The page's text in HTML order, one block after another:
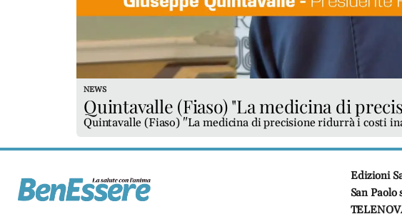
NEWS
Quintavalle (Fiaso) "La medicina di
Quintavalle (Fiaso) "La medicina di precisione ridurrà i costi
Edizioni
San Paolo